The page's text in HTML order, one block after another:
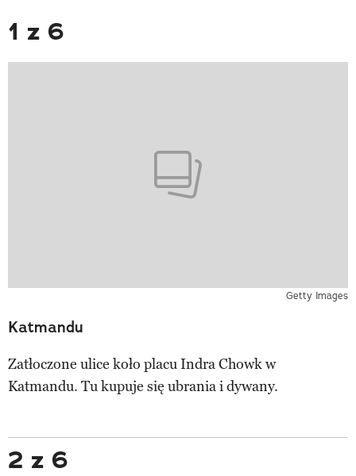
1 z 6
Getty Images
Katmandu
Zatłoczone ulice koło placu Indra Chowk w
Katmandu. Tu kupuje się ubrania i dywany.
2 z 6